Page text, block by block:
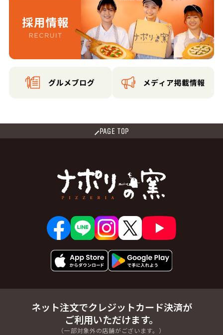
PAGE TOP
ネット注文でクレジットカード決済が
ご利用いただけます。
（一部対象外の店舗がございます。）